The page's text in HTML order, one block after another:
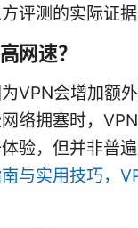
评测的实际证据
网速？
VPN会增加额
络拥塞时，
验，但并非普遍
与实用技巧，